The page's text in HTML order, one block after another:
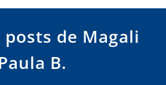
posts de Magali
B.